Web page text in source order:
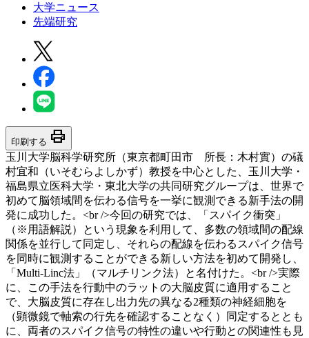
大学ニュース
先端研究
印刷する print
玉川大学脳科学研究所（東京都町田市 所長：木村實）の礒
村宜和（いそむらよしかず）教授を中心とした、玉川大学・
福島県立医科大学・東北大学の共同研究グループは、世界で
初めて脳領域間を伝わる信号を一挙に観測できる新手法の開
発に成功した。<br />今回の研究では、「スパイク衝突」
（※用語解説）という現象を利用して、多数の領域間の配線
関係を並行して同定し、それらの配線を伝わるスパイク信号
を同時に観測することができる新しい方法を初めて開発し、
「Multi-Linc法」（マルチリンク法）と名付けた。<br />実際
に、この手法を行動中のラットの大脳皮質に適用すること
で、大脳皮質に存在し出力先の異なる2種類の神経細胞を
（顕微鏡で軸索の行先を確認することなく）同定するととも
に、両者のスパイク信号の特性の違いや行動との関連性も見